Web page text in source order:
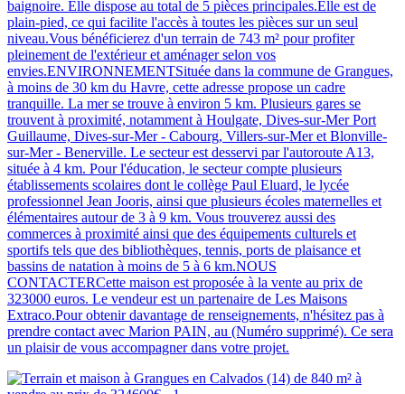
baignoire. Elle dispose au total de 5 pièces principales.Elle est de
plain-pied, ce qui facilite l'accès à toutes les pièces sur un seul
niveau.Vous bénéficierez d'un terrain de 743 m² pour profiter
pleinement de l'extérieur et aménager selon vos
envies.ENVIRONNEMENTSituée dans la commune de Grangues,
à moins de 30 km du Havre, cette adresse propose un cadre
tranquille. La mer se trouve à environ 5 km. Plusieurs gares se
trouvent à proximité, notamment à Houlgate, Dives-sur-Mer Port
Guillaume, Dives-sur-Mer - Cabourg, Villers-sur-Mer et Blonville-
sur-Mer - Benerville. Le secteur est desservi par l'autoroute A13,
située à 4 km. Pour l'éducation, le secteur compte plusieurs
établissements scolaires dont le collège Paul Eluard, le lycée
professionnel Jean Jooris, ainsi que plusieurs écoles maternelles et
élémentaires autour de 3 à 9 km. Vous trouverez aussi des
commerces à proximité ainsi que des équipements culturels et
sportifs tels que des bibliothèques, tennis, ports de plaisance et
bassins de natation à moins de 5 à 6 km.NOUS
CONTACTERCette maison est proposée à la vente au prix de
323000 euros. Le vendeur est un partenaire de Les Maisons
Extraco.Pour obtenir davantage de renseignements, n'hésitez pas à
prendre contact avec Marion PAIN, au (Numéro supprimé). Ce sera
un plaisir de vous accompagner dans votre projet.